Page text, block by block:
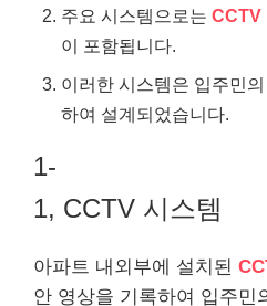
주요 시스템으로는 CCTV
이 포함됩니다.
이러한 시스템은 입주민
하여 설계되었습니다.
1-
1, CCTV 시스템
아파트 내외부에 설치된
안 영상을 기록하여 입주민